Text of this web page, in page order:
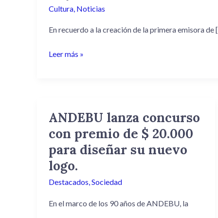
Cultura, Noticias
En recuerdo a la creación de la primera emisora de
Leer más »
ANDEBU lanza concurso
con premio de $ 20.000
para diseñar su nuevo
logo.
Destacados,Sociedad
En el marco de los 90 años de ANDEBU, la
ANDEBU
concurso
con
premio
de
20.000